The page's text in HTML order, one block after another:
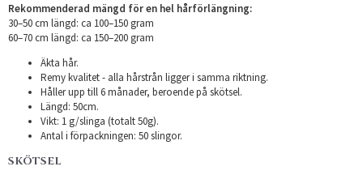
Rekommenderad mängd för en hel hårförlängning:
30–50 cm längd: ca 100–150 gram
​60–70 cm längd: ca 150–200 gram
Äkta hår.
Remy kvalitet - alla hårstrån ligger i samma riktning.
Håller upp till 6 månader, beroende på skötsel.
Längd: 50cm.
Vikt: 1 g/slinga (totalt 50g).
Antal i förpackningen: 50 slingor.
SKÖTSEL